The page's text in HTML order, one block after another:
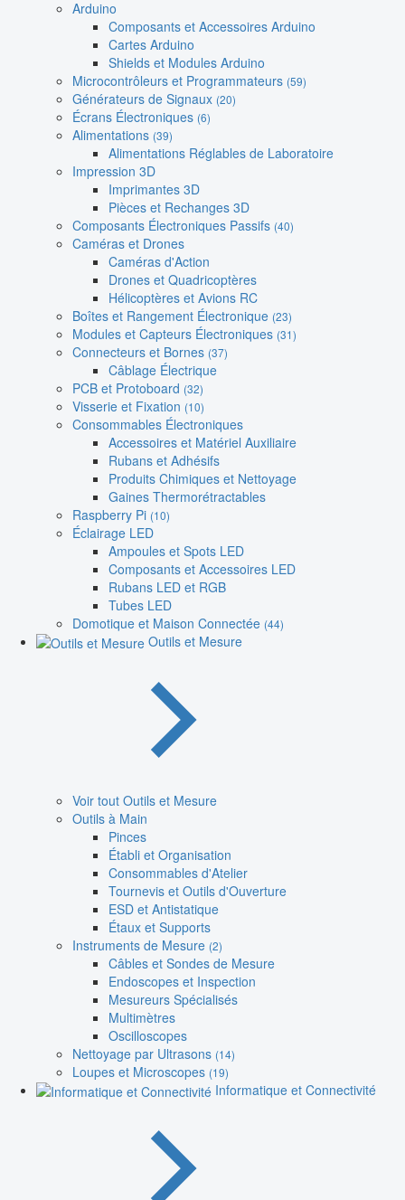
Arduino
Composants et Accessoires Arduino
Cartes Arduino
Shields et Modules Arduino
Microcontrôleurs et Programmateurs (59)
Générateurs de Signaux (20)
Écrans Électroniques (6)
Alimentations (39)
Alimentations Réglables de Laboratoire
Impression 3D
Imprimantes 3D
Pièces et Rechanges 3D
Composants Électroniques Passifs (40)
Caméras et Drones
Caméras d'Action
Drones et Quadricoptères
Hélicoptères et Avions RC
Boîtes et Rangement Électronique (23)
Modules et Capteurs Électroniques (31)
Connecteurs et Bornes (37)
Câblage Électrique
PCB et Protoboard (32)
Visserie et Fixation (10)
Consommables Électroniques
Accessoires et Matériel Auxiliaire
Rubans et Adhésifs
Produits Chimiques et Nettoyage
Gaines Thermorétractables
Raspberry Pi (10)
Éclairage LED
Ampoules et Spots LED
Composants et Accessoires LED
Rubans LED et RGB
Tubes LED
Domotique et Maison Connectée (44)
Outils et Mesure
Voir tout Outils et Mesure
Outils à Main
Pinces
Établi et Organisation
Consommables d'Atelier
Tournevis et Outils d'Ouverture
ESD et Antistatique
Étaux et Supports
Instruments de Mesure (2)
Câbles et Sondes de Mesure
Endoscopes et Inspection
Mesureurs Spécialisés
Multimètres
Oscilloscopes
Nettoyage par Ultrasons (14)
Loupes et Microscopes (19)
Informatique et Connectivité